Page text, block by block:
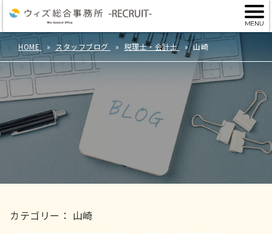
HOME スタッフブログ 税理士・会計士 山崎
カテゴリー： 山崎